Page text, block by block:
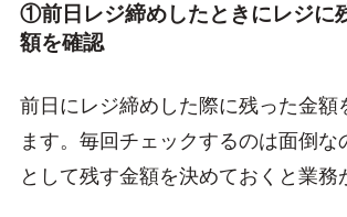
①前日レジ締めしたときにレジに
額を確認
前日にレジ締めした際に残った金額
ます。毎回チェックするのは面倒な
として残す金額を決めておくと業務